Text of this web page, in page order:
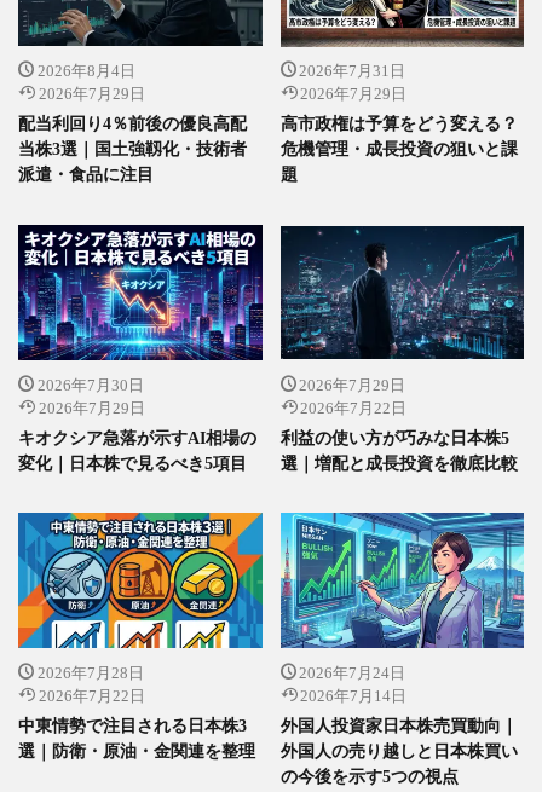
2026年8月4日
2026年7月29日
配当利回り4％前後の優良高配
当株3選｜国土強靱化・技術者
派遣・食品に注目
2026年7月31日
2026年7月29日
高市政権は予算をどう変える？
危機管理・成長投資の狙いと課
題
2026年7月30日
2026年7月29日
キオクシア急落が示すAI相場の
変化｜日本株で見るべき5項目
2026年7月29日
2026年7月22日
利益の使い方が巧みな日本株5
選｜増配と成長投資を徹底比較
2026年7月28日
2026年7月22日
中東情勢で注目される日本株3
選｜防衛・原油・金関連を整理
2026年7月24日
2026年7月14日
外国人投資家日本株売買動向｜
外国人の売り越しと日本株買い
の今後を示す5つの視点